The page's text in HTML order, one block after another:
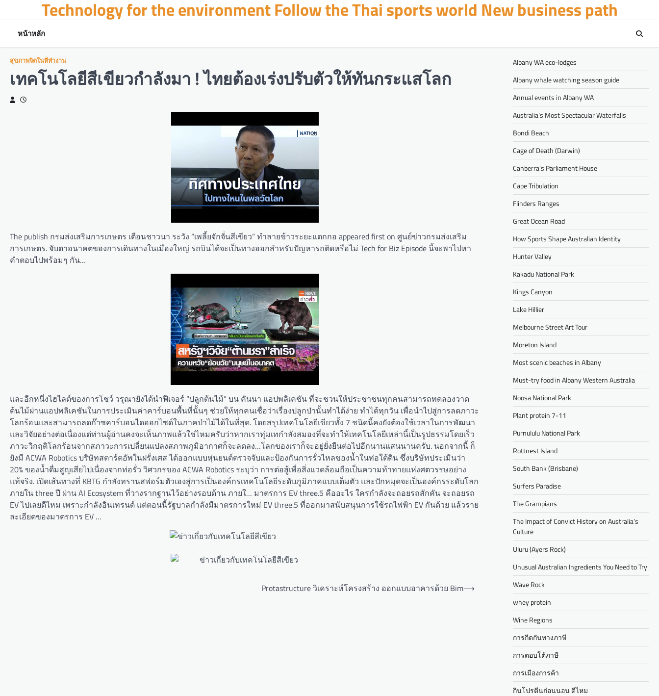
content
Technology for the environment Follow the Thai sports world New business path
หน้าหลัก
สุขภาพจิตในที่ทำงาน
เทคโนโลยีสีเขียวกำลังมา ! ไทยต้องเร่งปรับตัวให้ทันกระแสโลก
The publish กรมส่งเสริมการเกษตร เตือนชาวนา ระวัง “เพลี้ยจักจั่นสีเขียว” ทำลายข้าวระยะแตกกอ appeared first on ศูนย์ข่าวกรมส่งเสริม
การเกษตร. จับตาอนาคตของการเดินทางในเมืองใหญ่ รถบินได้จะเป็นทางออกสำหรับปัญหารถติดหรือไม่ Tech for Biz Episode นี้จะพาไปหา
คำตอบไปพร้อมๆ กัน…
และอีกหนึ่งไฮไลต์ของการโชว์ วรุณายังได้นำฟีเจอร์ “ปลูกต้นไม้” บน คันนา แอปพลิเคชัน ที่จะชวนให้ประชาชนทุกคนสามารถทดลองวาด
ต้นไม้ผ่านแอปพลิเคชันในการประเมินค่าคาร์บอนพื้นที่นั้นๆ ช่วยให้ทุกคนเชื่อว่าเรื่องปลูกป่านั้นทำได้ง่าย ทำได้ทุกวัน เพื่อนำไปสู่การลดภาวะ
โลกร้อนและสามารถลดก๊าซคาร์บอนไดออกไซด์ในภาคป่าไม้ได้ในที่สุด. โดยสรุปเทคโนโลยีเขียวทั้ง 7 ชนิดนี้คงยังต้องใช้เวลาในการพัฒนา
และวิจัยอย่างต่อเนื่องแต่ท่านผู้อ่านคงจะเห็นภาพแล้วใช่ไหมครับว่าหากเราทุ่มเทกำลังสมองที่จะทำให้เทคโนโลยีเหล่านี้เป็นรูปธรรมโดยเร็ว
ภาวะวิกฤติโลกร้อนจากสภาวะการเปลี่ยนแปลงสภาพภูมิอากาศก็จะลดลง…โลกของเราก็จะอยู่ยั่งยืนต่อไปอีกนานแสนนานครับ. นอกจากนี้ ก็
ยังมี ACWA Robotics บริษัทสตาร์ตอัพในฝรั่งเศส ได้ออกแบบหุ่นยนต์ตรวจจับและป้องกันการรั่วไหลของน้ำในท่อใต้ดิน ซึ่งบริษัทประเมินว่า
20% ของน้ำดื่มสูญเสียไปเนื่องจากท่อรั่ว วิศวกรของ ACWA Robotics ระบุว่า การต่อสู้เพื่อสิ่งแวดล้อมถือเป็นความท้าทายแห่งศตวรรษอย่าง
แท้จริง. เปิดเส้นทางที่ KBTG กำลังทรานสฟอร์มตัวเองสู่การเป็นองค์กรเทคโนโลยีระดับภูมิภาคแบบเต็มตัว และปักหมุดจะเป็นองค์กรระดับโลก
ภายใน three ปี ผ่าน AI Ecosystem ที่วางรากฐานไว้อย่างรอบด้าน ภายใ… มาตรการ EV three.5 คืออะไร ใครกําลังจะถอยรถสักคัน จะถอยรถ
EV ไปเลยดีไหม เพราะกำลังอินเทรนด์ แต่ตอนนี้รัฐบาลกําลังมีมาตรการใหม่ EV three.5 ที่ออกมาสนับสนุนการใช้รถไฟฟ้า EV กันด้วย แล้วราย
ละเอียดของมาตรการ EV …
Protastructure วิเคราะห์โครงสร้าง ออกแบบอาคารด้วย Bim⟶
Albany WA eco-lodges
Albany whale watching season guide
Annual events in Albany WA
Australia’s Most Spectacular Waterfalls
Bondi Beach
Cage of Death (Darwin)
Canberra’s Parliament House
Cape Tribulation
Flinders Ranges
Great Ocean Road
How Sports Shape Australian Identity
Hunter Valley
Kakadu National Park
Kings Canyon
Lake Hillier
Melbourne Street Art Tour
Moreton Island
Most scenic beaches in Albany
Must-try food in Albany Western Australia
Noosa National Park
Plant protein 7-11
Purnululu National Park
Rottnest Island
South Bank (Brisbane)
Surfers Paradise
The Grampians
The Impact of Convict History on Australia’s
Culture
Uluru (Ayers Rock)
Unusual Australian Ingredients You Need to Try
Wave Rock
whey protein
Wine Regions
การกีดกันทางภาษี
การตอบโต้ภาษี
การเมืองการค้า
กินโปรตีนก่อนนอน ดีไหม